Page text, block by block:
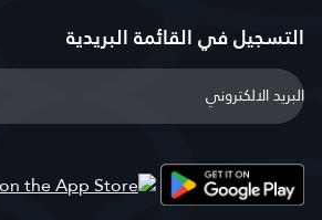
التسجيل في القائمة البريدية